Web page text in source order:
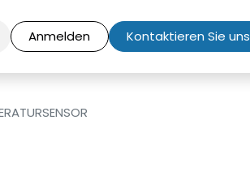
Anmelden Kontaktieren Sie uns